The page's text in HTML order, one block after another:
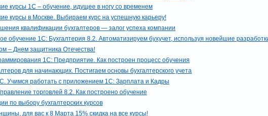
курсы 1C – обучение, идущее в ногу со временем
курсы в Москве. Выбираем курс на успешную карьеру!
квалификации бухгалтеров — залог успеха компании
обучение 1С: Бухгалтерия 8.2. Автоматизируем бухучет, используя новейшие
– Днем защитника Отечества!
1С: Предприятие. Как построен процесс обучения
для начинающих. Постигаем основы бухгалтерского учета
Учимся работать с приложением 1С: Зарплата и Кадры
торговлей 8.2. Как построено обучение
по выбору бухгалтерских курсов
для вас к 8 Марта 15% скидка на все курсы!